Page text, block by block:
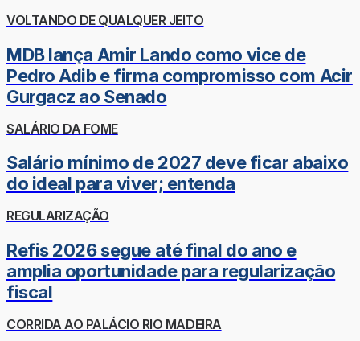
VOLTANDO DE QUALQUER JEITO
MDB lança Amir Lando como vice de
Pedro Adib e firma compromisso com Acir
Gurgacz ao Senado
SALÁRIO DA FOME
Salário mínimo de 2027 deve ficar abaixo
do ideal para viver; entenda
REGULARIZAÇÃO
Refis 2026 segue até final do ano e
amplia oportunidade para regularização
fiscal
CORRIDA AO PALÁCIO RIO MADEIRA